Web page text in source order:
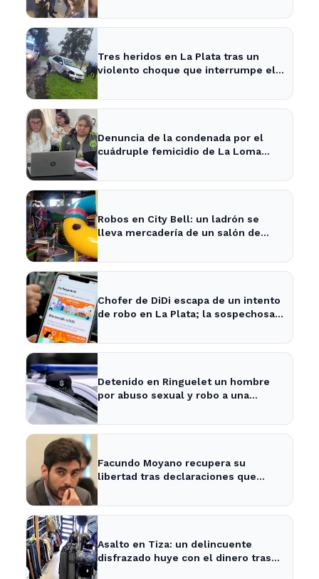
Tres heridos en La Plata tras un
violento choque que interrumpe el
Denuncia de la condenada por el
cuádruple femicidio de La Loma
Robos en City Bell: un ladrón se
lleva mercadería de un salón de
Chofer de DiDi escapa de un intento
de robo en La Plata; la sospechosa
Detenido en Ringuelet un hombre
por abuso sexual y robo a una
Facundo Moyano recupera su
libertad tras declaraciones que
Asalto en Tiza: un delincuente
disfrazado huye con el dinero tras